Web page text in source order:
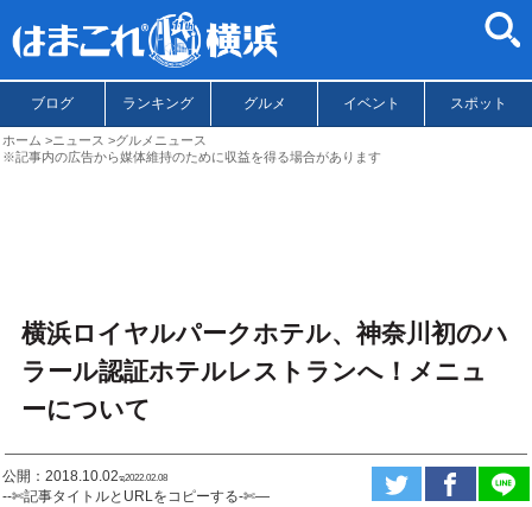
ブログ ランキング グルメ イベント スポット
ホーム ニュース
グルメニュース
※記事内の広告から媒体維持のために収益を得る場合があります
横浜ロイヤルパークホテル、神奈川初のハ
ラール認証ホテルレストランへ！メニュ
ーについて
公開：2018.10.02ಇ2022.02.08
--✄記事タイトルとURLをコピーする-✄—